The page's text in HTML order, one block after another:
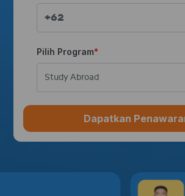
+62
Pilih Program
Study Abroad
Dapatkan